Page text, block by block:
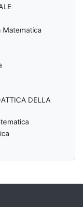
Matematica
DELLA